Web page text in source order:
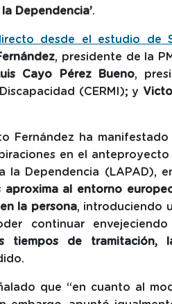
Dependencia’.
desde el estudio de
, presidente de la
Cayo Pérez Bueno,
(CERMI); y
Fernández ha
en el
la Dependencia (LAPAD),
aproxima al entorno
la persona, introduciendo
continuar
tiempos de tramitación,
que “en cuanto al